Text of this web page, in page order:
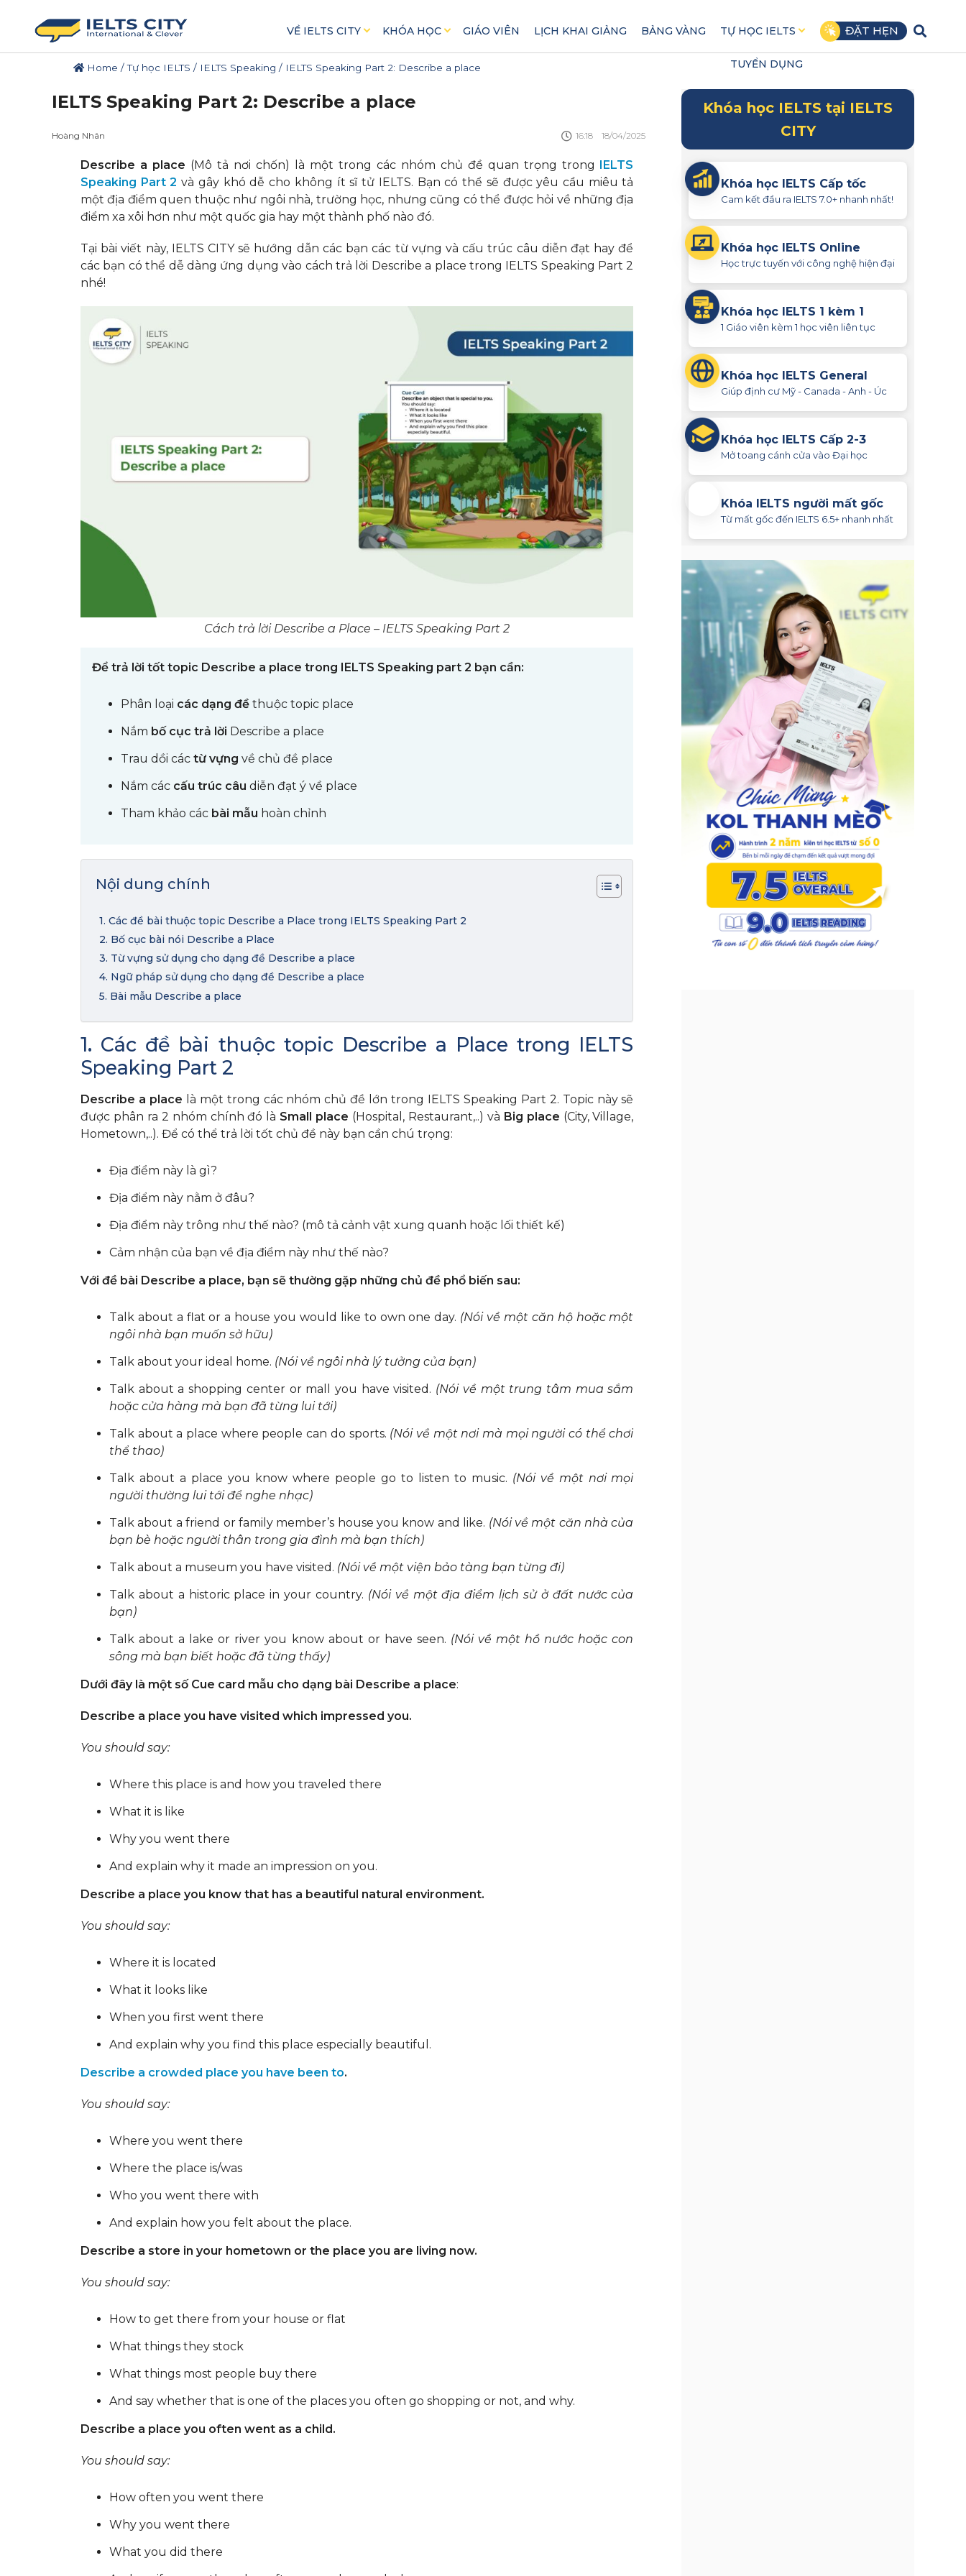
VỀ IELTS CITY KHÓA HỌC GIÁO VIÊN LỊCH KHAI GIẢNG BẢNG VÀNG TỰ HỌC IELTS
TUYỂN DỤNG
ĐẶT HẸN
Home /Tự học IELTS / IELTS Speaking / IELTS Speaking Part 2: Describe a place
IELTS Speaking Part 2: Describe a place
Hoàng Nhân 16:18 18/04/2025
Describe a place (Mô tả nơi chốn) là một trong các nhóm chủ đề quan trọng trong IELTS
Speaking Part 2 và gây khó dễ cho không ít sĩ tử IELTS. Bạn có thể sẽ được yêu cầu miêu tả
một địa điểm quen thuộc như ngôi nhà, trường học, nhưng cũng có thể được hỏi về những địa
điểm xa xôi hơn như một quốc gia hay một thành phố nào đó.
Tại bài viết này, IELTS CITY sẽ hướng dẫn các bạn các từ vựng và cấu trúc câu diễn đạt hay để
các bạn có thể dễ dàng ứng dụng vào cách trả lời Describe a place trong IELTS Speaking Part 2
nhé!
Cách trả lời Describe a Place – IELTS Speaking Part 2
Để trả lời tốt topic Describe a place trong IELTS Speaking part 2 bạn cần:
Phân loại các dạng đề thuộc topic place
Nắm bố cục trả lời Describe a place
Trau dồi các từ vựng về chủ đề place
Nắm các cấu trúc câu diễn đạt ý về place
Tham khảo các bài mẫu hoàn chỉnh
Nội dung chính
1. Các đề bài thuộc topic Describe a Place trong IELTS Speaking Part 2
2. Bố cục bài nói Describe a Place
3. Từ vựng sử dụng cho dạng đề Describe a place
4. Ngữ pháp sử dụng cho dạng đề Describe a place
5. Bài mẫu Describe a place
1. Các đề bài thuộc topic Describe a Place trong IELTS
Speaking Part 2
Describe a place là một trong các nhóm chủ đề lớn trong IELTS Speaking Part 2. Topic này sẽ
được phân ra 2 nhóm chính đó là Small place (Hospital, Restaurant,..) và Big place (City, Village,
Hometown,..). Để có thể trả lời tốt chủ đề này bạn cần chú trọng:
Địa điểm này là gì?
Địa điểm này nằm ở đâu?
Địa điểm này trông như thế nào? (mô tả cảnh vật xung quanh hoặc lối thiết kế)
Cảm nhận của bạn về địa điểm này như thế nào?
Với đề bài Describe a place, bạn sẽ thường gặp những chủ đề phổ biến sau:
Talk about a flat or a house you would like to own one day. (Nói về một căn hộ hoặc một
ngôi nhà bạn muốn sở hữu)
Talk about your ideal home. (Nói về ngôi nhà lý tưởng của bạn)
Talk about a shopping center or mall you have visited. (Nói về một trung tâm mua sắm
hoặc cửa hàng mà bạn đã từng lui tới)
Talk about a place where people can do sports. (Nói về một nơi mà mọi người có thể chơi
thể thao)
Talk about a place you know where people go to listen to music. (Nói về một nơi mọi
người thường lui tới để nghe nhạc)
Talk about a friend or family member’s house you know and like. (Nói về một căn nhà của
bạn bè hoặc người thân trong gia đình mà bạn thích)
Talk about a museum you have visited. (Nói về một viện bảo tàng bạn từng đi)
Talk about a historic place in your country. (Nói về một địa điểm lịch sử ở đất nước của
bạn)
Talk about a lake or river you know about or have seen. (Nói về một hồ nước hoặc con
sông mà bạn biết hoặc đã từng thấy)
Dưới đây là một số Cue card mẫu cho dạng bài Describe a place:
Describe a place you have visited which impressed you.
You should say:
Where this place is and how you traveled there
What it is like
Why you went there
And explain why it made an impression on you.
Describe a place you know that has a beautiful natural environment.
You should say:
Where it is located
What it looks like
When you first went there
And explain why you find this place especially beautiful.
Describe a crowded place you have been to.
You should say:
Where you went there
Where the place is/was
Who you went there with
And explain how you felt about the place.
Describe a store in your hometown or the place you are living now.
You should say:
How to get there from your house or flat
What things they stock
What things most people buy there
And say whether that is one of the places you often go shopping or not, and why.
Describe a place you often went as a child.
You should say:
How often you went there
Why you went there
What you did there
Khóa học IELTS tại IELTS
CITY
Khóa học IELTS Cấp tốc
Cam kết đầu ra IELTS 7.0+ nhanh nhất!
Khóa học IELTS Online
Học trực tuyến với công nghệ hiện đại
Khóa học IELTS 1 kèm 1
1 Giáo viên kèm 1 học viên liên tục
Khóa học IELTS General
Giúp định cư Mỹ - Canada - Anh - Úc
Khóa học IELTS Cấp 2-3
Mở toang cánh cửa vào Đại học
1.0
Khóa IELTS người mất gốc
Từ mất gốc đến IELTS 6.5+ nhanh nhất